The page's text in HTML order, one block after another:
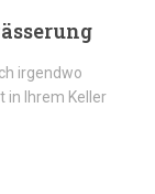
irgendwo
in Ihrem Keller